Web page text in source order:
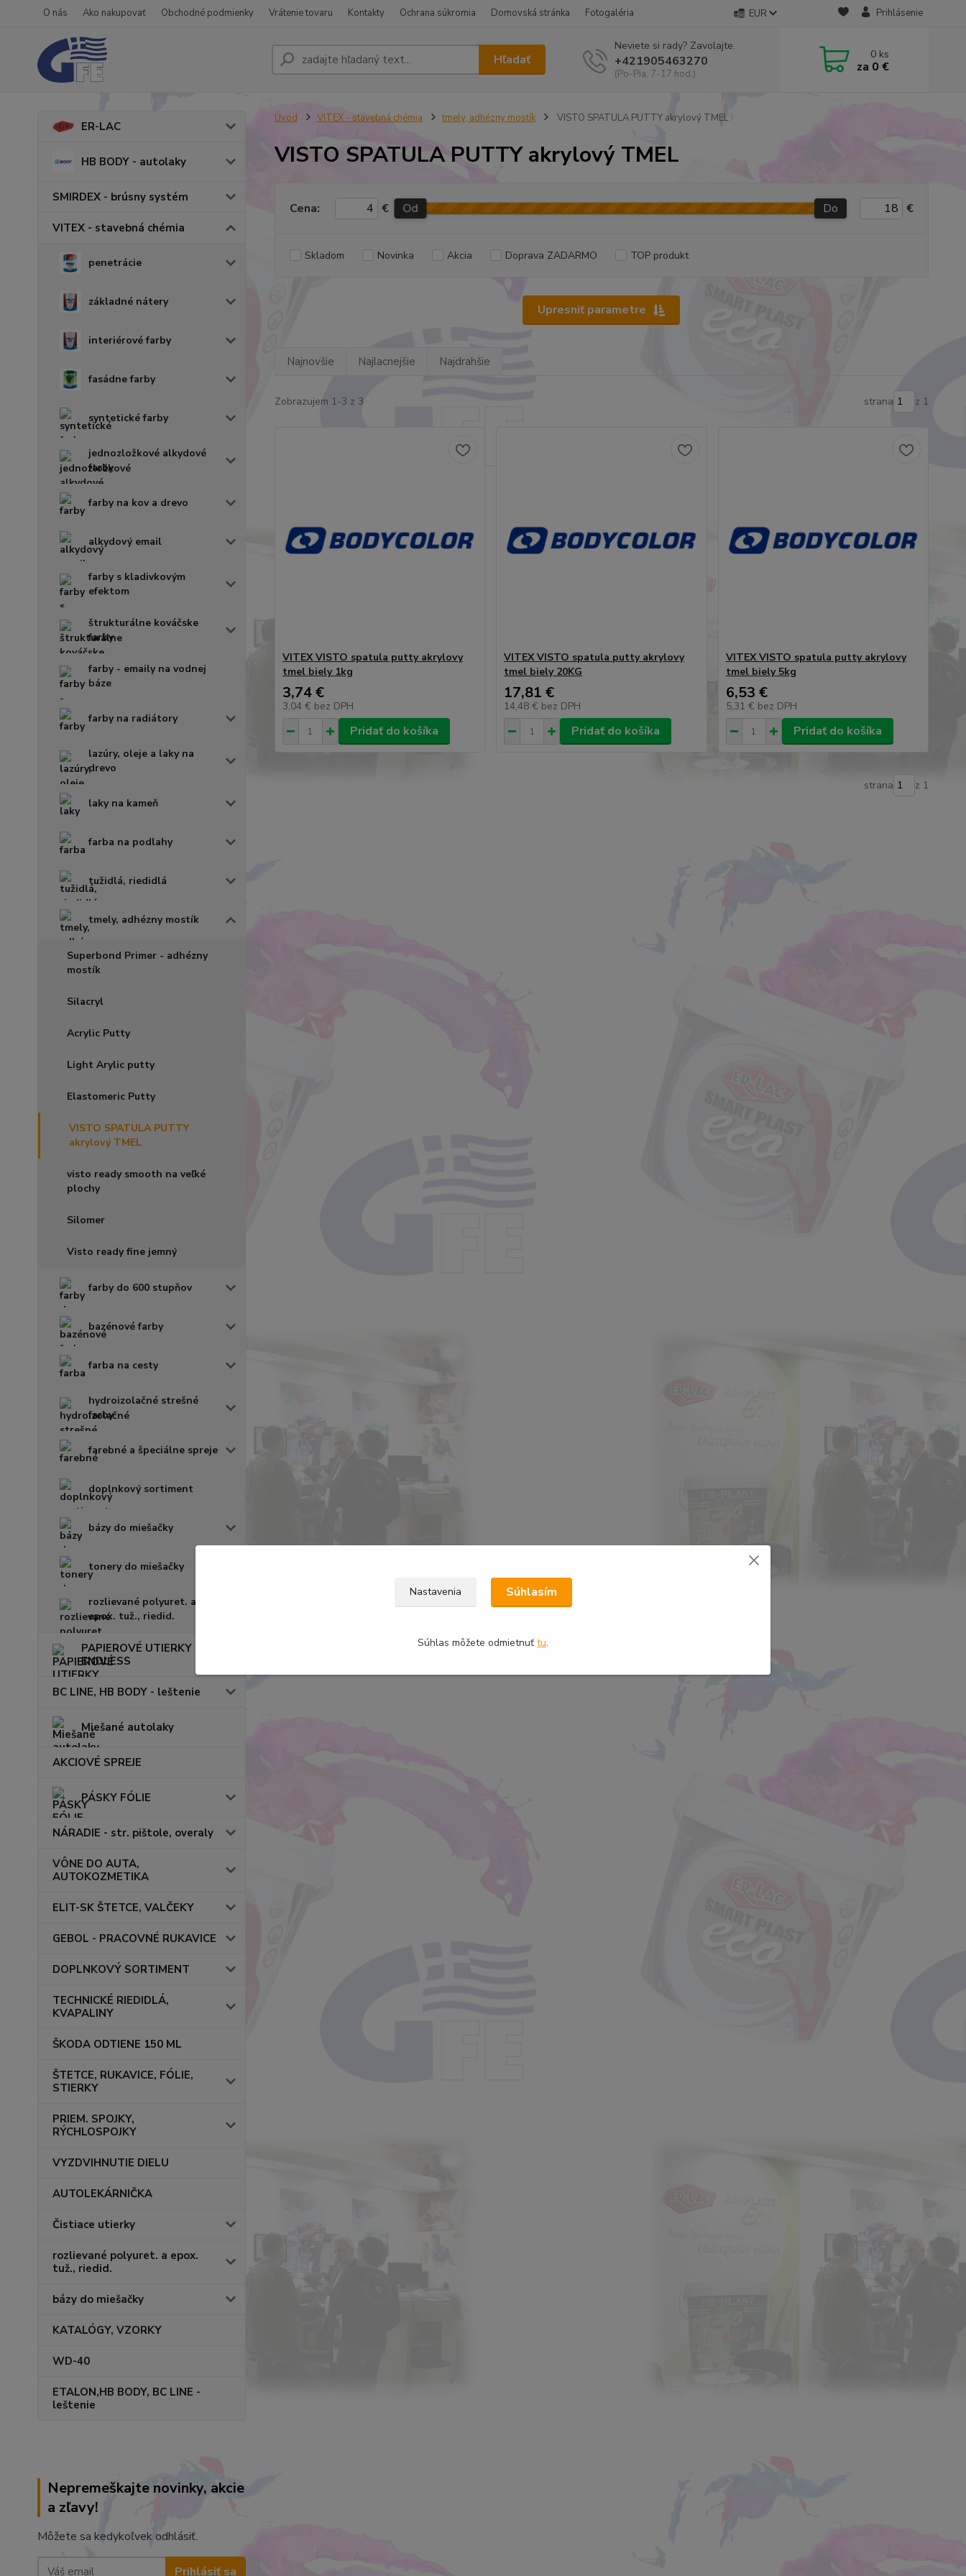
O nás Ako nakupovať Obchodné podmienky Vrátenie tovaru Kontakty Ochrana súkromia Domovská stránka Fotogaléria EUR Prihlásenie
Hľadať
Neviete si rady? Zavolajte.
+421905463270
(Po-Pia, 7-17 hod.)
0 ks
za 0 €
ER-LAC
HB BODY - autolaky
SMIRDEX - brúsny systém
VITEX - stavebná chémia
penetrácie
základné nátery
interiérové farby
fasádne farby
syntetické farby
jednozložkové alkydové
farby
farby na kov a drevo
alkydový email
farby s kladivkovým
efektom
štrukturálne kováčske
farby
farby - emaily na vodnej
báze
farby na radiátory
lazúry, oleje a laky na
drevo
laky na kameň
farba na podlahy
tužidlá, riedidlá
tmely, adhézny mostík
Superbond Primer - adhézny
mostík
Silacryl
Acrylic Putty
Light Arylic putty
Elastomeric Putty
VISTO SPATULA PUTTY
akrylový TMEL
visto ready smooth na veľké
plochy
Silomer
Visto ready fine jemný
farby do 600 stupňov
bazénové farby
farba na cesty
hydroizolačné strešné
farby
farebné a špeciálne spreje
doplnkový sortiment
bázy do miešačky
tonery do miešačky
rozlievané polyuret. a
epox. tuž., riedid.
PAPIEROVÉ UTIERKY
ENDLESS
BC LINE, HB BODY - leštenie
Miešané autolaky
AKCIOVÉ SPREJE
PÁSKY FÓLIE
NÁRADIE - str. pištole, overaly
VÔNE DO AUTA,
AUTOKOZMETIKA
ELIT-SK ŠTETCE, VALČEKY
GEBOL - PRACOVNÉ RUKAVICE
DOPLNKOVÝ SORTIMENT
TECHNICKÉ RIEDIDLÁ,
KVAPALINY
ŠKODA ODTIENE 150 ML
ŠTETCE, RUKAVICE, FÓLIE,
STIERKY
PRIEM. SPOJKY,
RÝCHLOSPOJKY
VYZDVIHNUTIE DIELU
AUTOLEKÁRNIČKA
Čistiace utierky
rozlievané polyuret. a epox.
tuž., riedid.
bázy do miešačky
KATALÓGY, VZORKY
WD-40
ETALON,HB BODY, BC LINE -
leštenie
Nepremeškajte novinky, akcie
a zľavy!
Môžete sa kedykoľvek odhlásiť.
Prihlásiť sa
Úvod VITEX - stavebná chémia tmely, adhézny mostík VISTO SPATULA PUTTY akrylový TMEL
VISTO SPATULA PUTTY akrylový TMEL
Upresniť parametre
Cena: € Od Do €
Skladom Novinka Akcia Doprava ZADARMO TOP produkt
Najnovšie Najlacnejšie Najdrahšie
Zobrazujem 1-3 z 3 strana z 1
VITEX VISTO spatula putty akrylovy
tmel biely 1kg
3,74 €
3,04 € bez DPH
Pridať do košíka
VITEX VISTO spatula putty akrylovy
tmel biely 20KG
17,81 €
14,48 € bez DPH
Pridať do košíka
VITEX VISTO spatula putty akrylovy
tmel biely 5kg
6,53 €
5,31 € bez DPH
Pridať do košíka
strana z 1
Nastavenia Súhlasím
Súhlas môžete odmietnuť tu.